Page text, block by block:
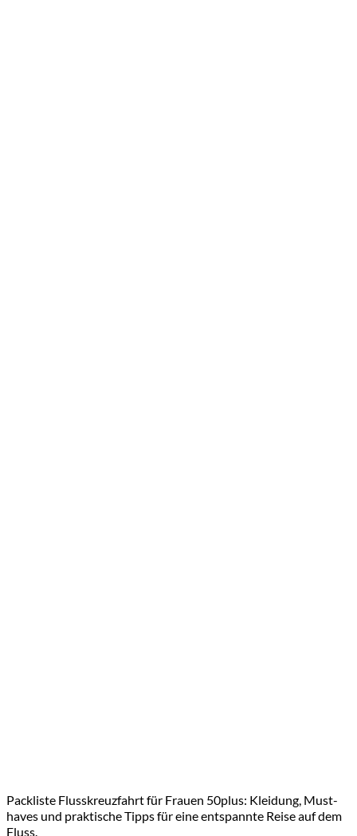
Packliste Flusskreuzfahrt für Frauen 50plus: Kleidung, Must-
haves und praktische Tipps für eine entspannte Reise auf dem
Fluss.